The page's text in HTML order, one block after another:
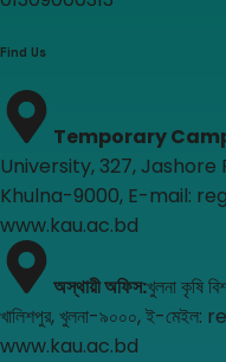
Find Us
Temporary
University, 327, Jashore
Khulna-9000, E-mail:
www.kau.ac.bd
অস্থায়ী অফিস:খুলনা কৃষি
খালিশপুর, খুলনা-৯০০০, ই-
www.kau.ac.bd